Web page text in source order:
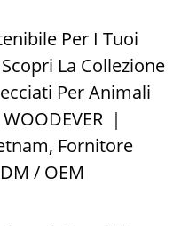
Per I Tuoi
La Collezione
Per Animali
｜
Fornitore
/ OEM